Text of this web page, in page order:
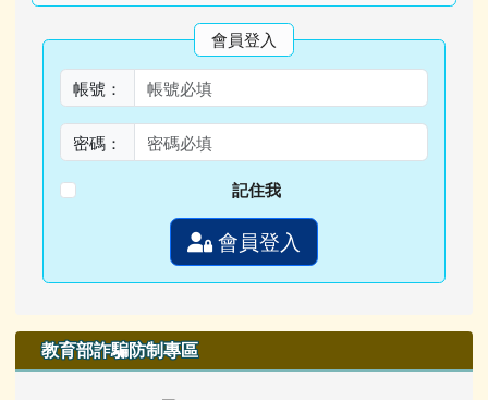
會員登入
帳號：
密碼：
記住我
會員登入
教育部詐騙防制專區